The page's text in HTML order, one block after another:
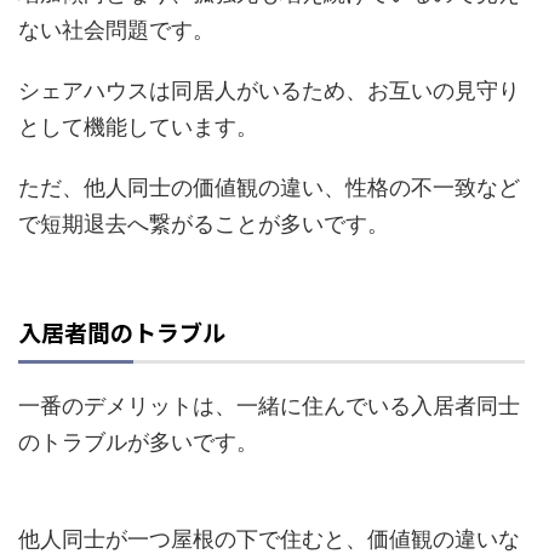
ない社会問題です。
シェアハウスは同居人がいるため、お互いの見守り
として機能しています。
ただ、他人同士の価値観の違い、性格の不一致など
で短期退去へ繋がることが多いです。
入居者間のトラブル
一番のデメリットは、一緒に住んでいる入居者同士
のトラブルが多いです。
他人同士が一つ屋根の下で住むと、価値観の違いな